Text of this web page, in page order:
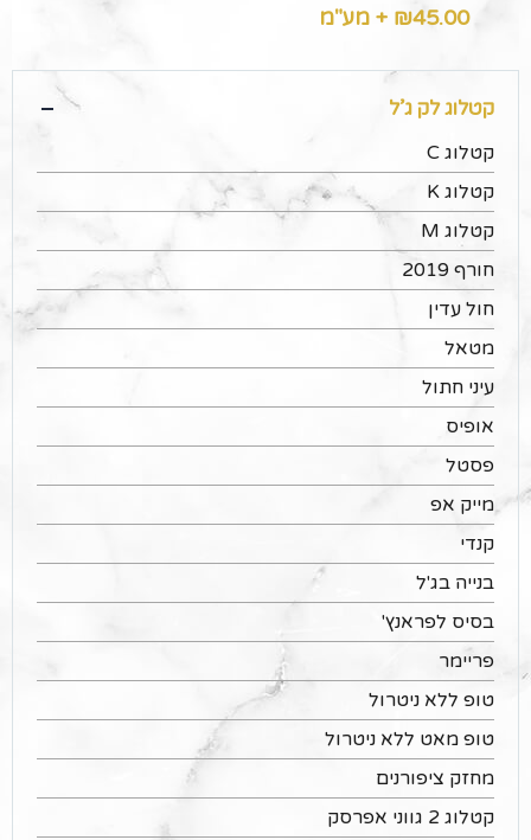
₪45.00 + מע"מ
קטלוג לק ג’ל
קטלוג C
קטלוג K
קטלוג M
חורף 2019
חול עדין
מטאל
עיני חתול
אופיס
פסטל
מייק אפ
קנדי
בנייה בג'ל
בסיס לפראנץ'
פריימר
טופ ללא ניטרול
טופ מאט ללא ניטרול
מחזק ציפורנים
קטלוג 2 גווני אפרסק